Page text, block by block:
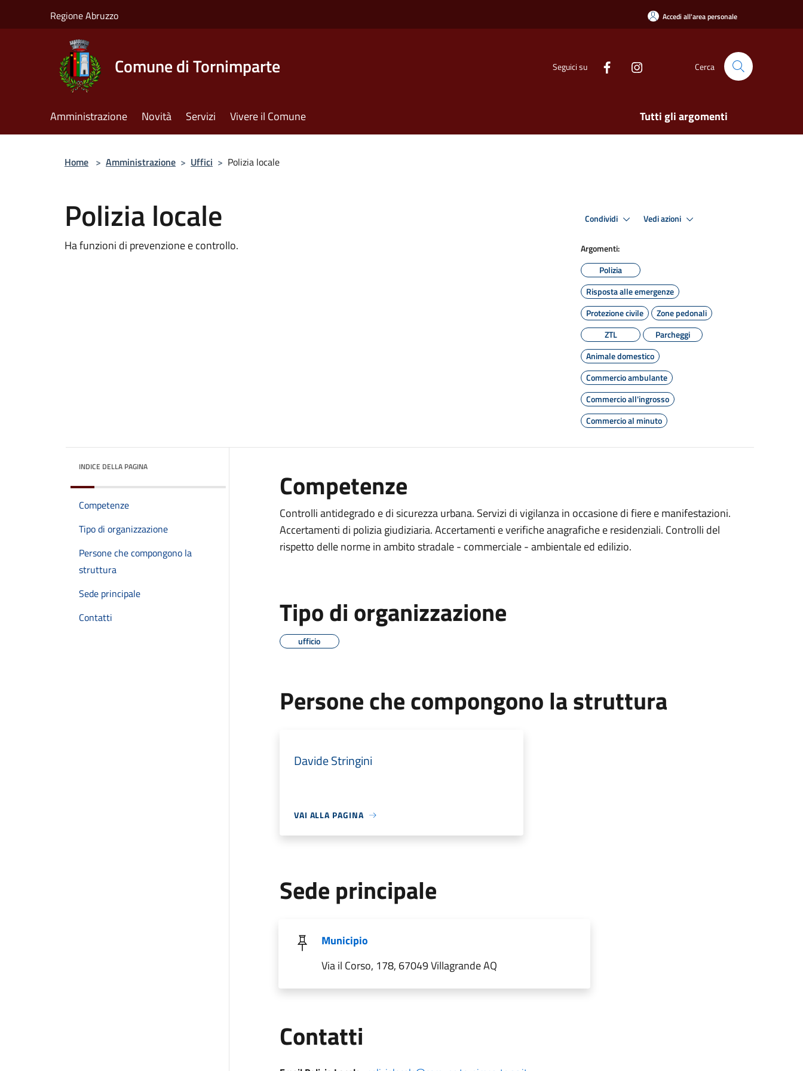
Regione Abruzzo Accedi all'area personale
Comune di Tornimparte Seguici su Cerca
Amministrazione Novità Servizi Vivere il Comune Tutti gli argomenti
Home > Amministrazione > Uffici > Polizia locale
Polizia locale
Ha funzioni di prevenzione e controllo.
Condividi Vedi azioni
Argomenti:
Polizia
Risposta alle emergenze
Protezione civile
Zone pedonali
ZTL
Parcheggi
Animale domestico
Commercio ambulante
Commercio all'ingrosso
Commercio al minuto
INDICE DELLA PAGINA
Competenze
Tipo di organizzazione
Persone che compongono la
struttura
Sede principale
Contatti
Competenze
Controlli antidegrado e di sicurezza urbana. Servizi di vigilanza in occasione di fiere e manifestazioni.
Accertamenti di polizia giudiziaria. Accertamenti e verifiche anagrafiche e residenziali. Controlli del
rispetto delle norme in ambito stradale - commerciale - ambientale ed edilizio.
Tipo di organizzazione
ufficio
Persone che compongono la struttura
Davide Stringini
VAI ALLA PAGINA
Sede principale
Municipio
Via il Corso, 178, 67049 Villagrande AQ
Contatti